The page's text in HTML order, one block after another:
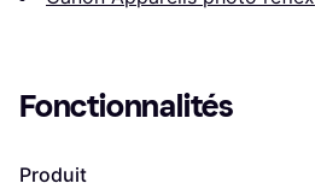
Fonctionnalités
Produit